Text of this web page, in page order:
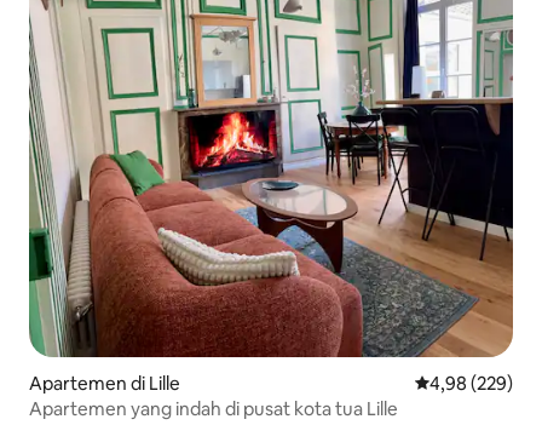
Apartemen di Lille Nilai rata-rata
4,98 (229)
Apartemen yang indah di pusat kota tua Lille